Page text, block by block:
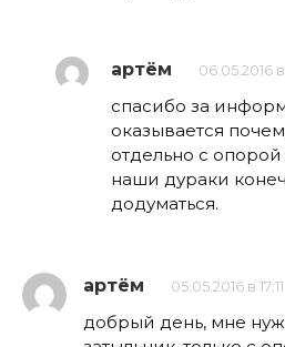
артём 06.05.2016
спасибо за
оказывается
отдельно с опорой
наши дураки
додуматься.
артём 05.05.2016 в 17:11
добрый день, мне